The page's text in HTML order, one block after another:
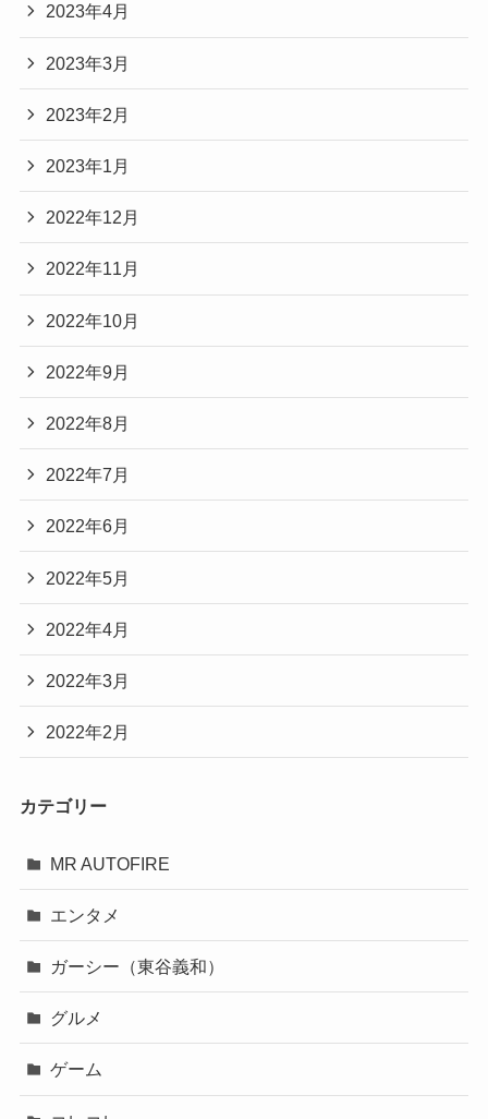
2023年4月
2023年3月
2023年2月
2023年1月
2022年12月
2022年11月
2022年10月
2022年9月
2022年8月
2022年7月
2022年6月
2022年5月
2022年4月
2022年3月
2022年2月
カテゴリー
MR AUTOFIRE
エンタメ
ガーシー（東谷義和）
グルメ
ゲーム